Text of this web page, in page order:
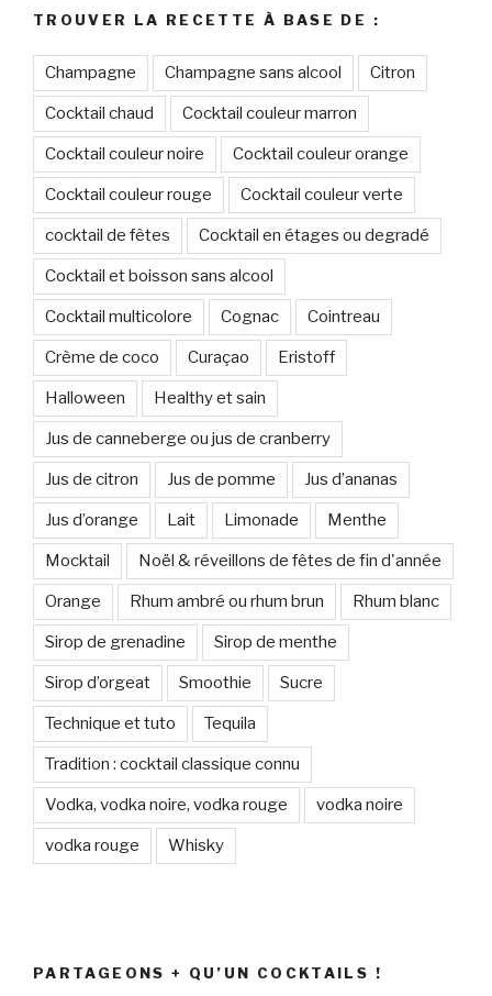
TROUVER LA RECETTE À BASE DE :
Champagne Champagne sans alcool Citron
Cocktail chaud Cocktail couleur marron
Cocktail couleur noire Cocktail couleur orange
Cocktail couleur rouge Cocktail couleur verte
cocktail de fêtes Cocktail en étages ou degradé
Cocktail et boisson sans alcool
Cocktail multicolore Cognac Cointreau
Crème de coco Curaçao Eristoff
Halloween Healthy et sain
Jus de canneberge ou jus de cranberry
Jus de citron Jus de pomme Jus d’ananas
Jus d’orange Lait Limonade Menthe
Mocktail Noël & réveillons de fêtes de fin d'année
Orange Rhum ambré ou rhum brun Rhum blanc
Sirop de grenadine Sirop de menthe
Sirop d’orgeat Smoothie Sucre
Technique et tuto Tequila
Tradition : cocktail classique connu
Vodka, vodka noire, vodka rouge vodka noire
vodka rouge Whisky
PARTAGEONS + QU’UN COCKTAILS !